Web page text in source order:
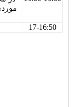
اطلاعاتی ایران و
پرسش و پاسخ